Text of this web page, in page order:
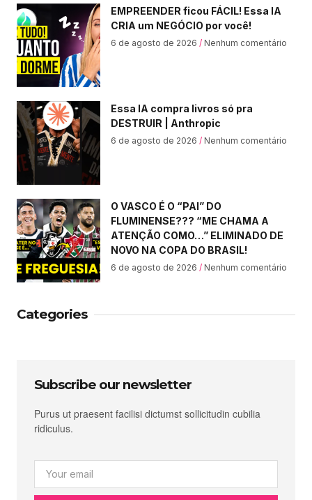
EMPREENDER ficou FÁCIL! Essa IA
CRIA um NEGÓCIO por você!
6 de agosto de 2026 Nenhum comentário
Essa IA compra livros só pra
DESTRUIR | Anthropic
6 de agosto de 2026 Nenhum comentário
O VASCO É O “PAI” DO
FLUMINENSE??? “ME CHAMA A
ATENÇÃO COMO…” ELIMINADO DE
NOVO NA COPA DO BRASIL!
6 de agosto de 2026 Nenhum comentário
Categories
Subscribe our newsletter
Purus ut praesent facilisi dictumst sollicitudin cubilia
ridiculus.